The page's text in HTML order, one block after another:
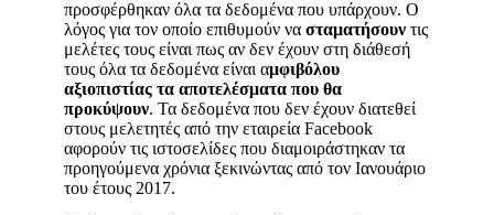
προσφέρθηκαν όλα τα δεδομένα που υπάρχουν. Ο
λόγος για τον οποίο επιθυμούν να σταματήσουν τις
μελέτες τους είναι πως αν δεν έχουν στη διάθεσή
τους όλα τα δεδομένα είναι αμφιβόλου
αξιοπιστίας τα αποτελέσματα που θα
προκύψουν. Τα δεδομένα που δεν έχουν διατεθεί
στους μελετητές από την εταιρεία Facebook
αφορούν τις ιστοσελίδες που διαμοιράστηκαν τα
προηγούμενα χρόνια ξεκινώντας από τον Ιανουάριο
του έτους 2017.